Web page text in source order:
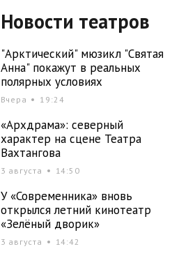
Новости театров
"Арктический" мюзикл "Святая
Анна" покажут в реальных
полярных условиях
Вчера 19:24
«Архдрама»: северный
характер на сцене Театра
Вахтангова
3 августа 14:50
У «Современника» вновь
открылся летний кинотеатр
«Зелёный дворик»
3 августа 14:42